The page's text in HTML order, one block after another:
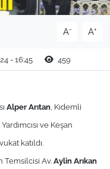
A- A+
- 16:45 459
Alper Arıtan, Kıdemli
ve Keşan
katıldı.
Temsilcisi Av.Aylin Arıkan